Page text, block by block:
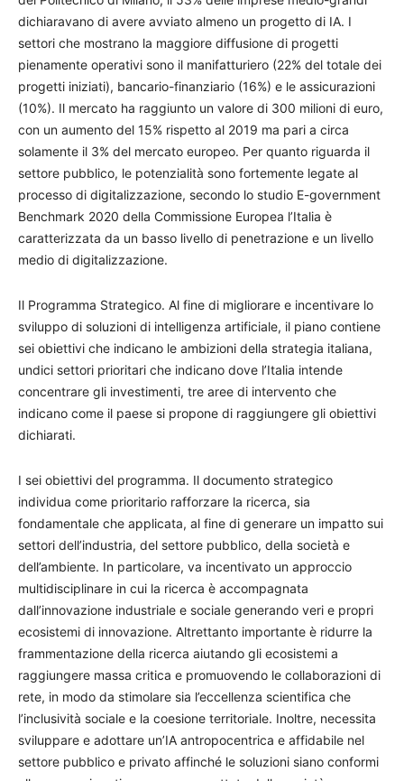
dichiaravano di avere avviato almeno un progetto di IA. I
settori che mostrano la maggiore diffusione di progetti
pienamente operativi sono il manifatturiero (22% del totale dei
progetti iniziati), bancario-finanziario (16%) e le assicurazioni
(10%). Il mercato ha raggiunto un valore di 300 milioni di euro,
con un aumento del 15% rispetto al 2019 ma pari a circa
solamente il 3% del mercato europeo. Per quanto riguarda il
settore pubblico, le potenzialità sono fortemente legate al
processo di digitalizzazione, secondo lo studio E-government
Benchmark 2020 della Commissione Europea l’Italia è
caratterizzata da un basso livello di penetrazione e un livello
medio di digitalizzazione.
Il Programma Strategico. Al fine di migliorare e incentivare lo
sviluppo di soluzioni di intelligenza artificiale, il piano contiene
sei obiettivi che indicano le ambizioni della strategia italiana,
undici settori prioritari che indicano dove l’Italia intende
concentrare gli investimenti, tre aree di intervento che
indicano come il paese si propone di raggiungere gli obiettivi
dichiarati.
I sei obiettivi del programma. Il documento strategico
individua come prioritario rafforzare la ricerca, sia
fondamentale che applicata, al fine di generare un impatto sui
settori dell’industria, del settore pubblico, della società e
dell’ambiente. In particolare, va incentivato un approccio
multidisciplinare in cui la ricerca è accompagnata
dall’innovazione industriale e sociale generando veri e propri
ecosistemi di innovazione. Altrettanto importante è ridurre la
frammentazione della ricerca aiutando gli ecosistemi a
raggiungere massa critica e promuovendo le collaborazioni di
rete, in modo da stimolare sia l’eccellenza scientifica che
l’inclusività sociale e la coesione territoriale. Inoltre, necessita
sviluppare e adottare un’IA antropocentrica e affidabile nel
settore pubblico e privato affinché le soluzioni siano conformi